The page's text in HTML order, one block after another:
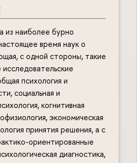
из наиболее бурно
время наук о
с одной стороны, такие
психология и
социальная и
когнитивная
экономическая
принятия решения, а с
ориентированные
диагностика,